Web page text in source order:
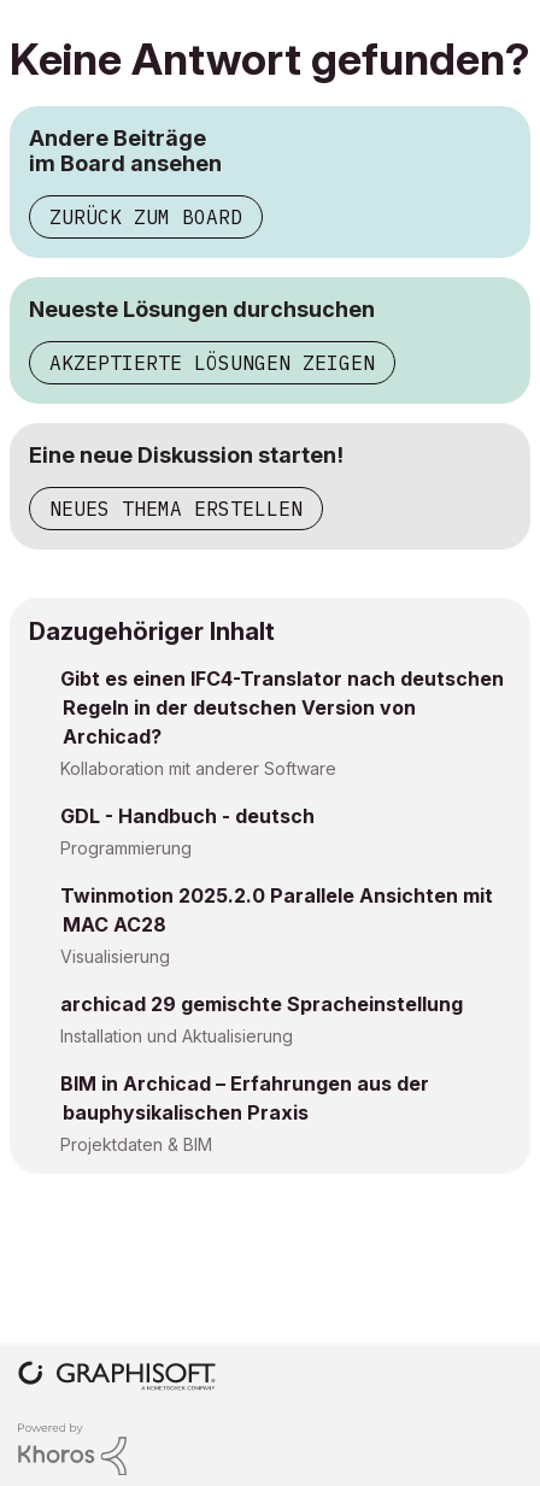
Keine Antwort gefunden?
Andere Beiträge
im Board ansehen
ZURÜCK ZUM BOARD
Neueste Lösungen durchsuchen
AKZEPTIERTE LÖSUNGEN ZEIGEN
Eine neue Diskussion starten!
NEUES THEMA ERSTELLEN
Dazugehöriger Inhalt
Gibt es einen IFC4-Translator nach deutschen
Regeln in der deutschen Version von
Archicad?
Kollaboration mit anderer Software
GDL - Handbuch - deutsch
Programmierung
Twinmotion 2025.2.0 Parallele Ansichten mit
MAC AC28
Visualisierung
archicad 29 gemischte Spracheinstellung
Installation und Aktualisierung
BIM in Archicad – Erfahrungen aus der
bauphysikalischen Praxis
Projektdaten & BIM